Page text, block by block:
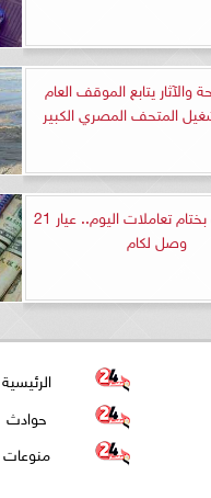
والآثار يتابع الموقف العام
المتحف المصري الكبير
سعر الذهب بختام تعاملات اليوم.. عيار 21
وصل لكام
الرئيسية
حوادث
منوعات